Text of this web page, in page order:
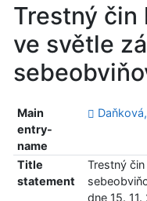
Trestný čin
ve světle
Main
entry-
name
Title
statement
Trestný
dne 15.